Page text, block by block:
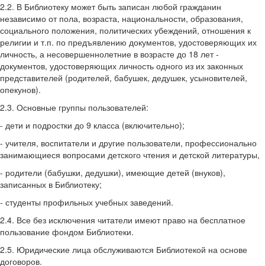
2.2. В Библиотеку может быть записан любой гражданин
независимо от пола, возраста, национальности, образования,
социального положения, политических убеждений, отношения к
религии и т.п. по предъявлению документов, удостоверяющих их
личность, а несовершеннолетние в возрасте до 18 лет -
документов, удостоверяющих личность одного из их законных
представителей (родителей, бабушек, дедушек, усыновителей,
опекунов).
2.3. Основные группы пользователей:
- дети и подростки до 9 класса (включительно);
- учителя, воспитатели и другие пользователи, профессионально
занимающиеся вопросами детского чтения и детской литературы,
- родители (бабушки, дедушки), имеющие детей (внуков),
записанных в Библиотеку;
- студенты профильных учебных заведений.
2.4. Все без исключения читатели имеют право на бесплатное
пользование фондом Библиотеки.
2.5. Юридические лица обслуживаются Библиотекой на основе
договоров.